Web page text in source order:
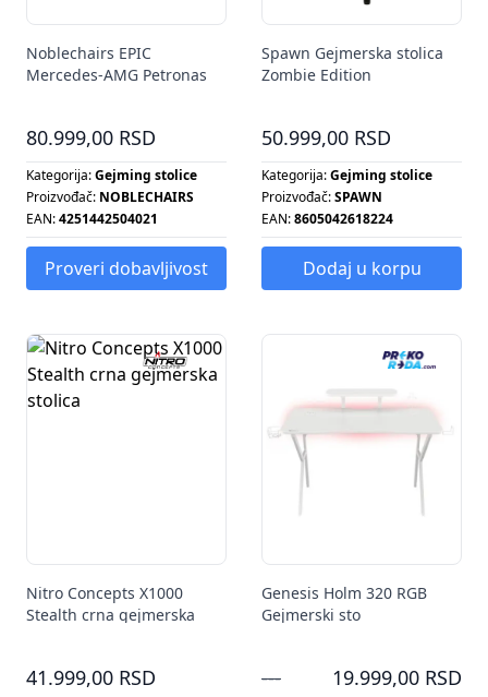
Noblechairs EPIC
Mercedes-AMG Petronas
80.999,00 RSD
Kategorija:Gejming stolice
Proizvođač: NOBLECHAIRS
EAN:4251442504021
Proveri dobavljivost
Spawn Gejmerska stolica
Zombie Edition
50.999,00 RSD
Kategorija:Gejming stolice
Proizvođač:SPAWN
EAN:8605042618224
Dodaj u korpu
Nitro Concepts X1000
Stealth crna gejmerska
41.999,00 RSD
Genesis Holm 320 RGB
Gejmerski sto
--- 19.999,00 RSD